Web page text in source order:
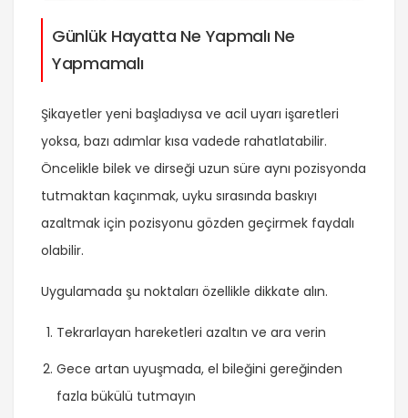
Günlük Hayatta Ne Yapmalı Ne
Yapmamalı
Şikayetler yeni başladıysa ve acil uyarı işaretleri
yoksa, bazı adımlar kısa vadede rahatlatabilir.
Öncelikle bilek ve dirseği uzun süre aynı pozisyonda
tutmaktan kaçınmak, uyku sırasında baskıyı
azaltmak için pozisyonu gözden geçirmek faydalı
olabilir.
Uygulamada şu noktaları özellikle dikkate alın.
Tekrarlayan hareketleri azaltın ve ara verin
Gece artan uyuşmada, el bileğini gereğinden
fazla bükülü tutmayın